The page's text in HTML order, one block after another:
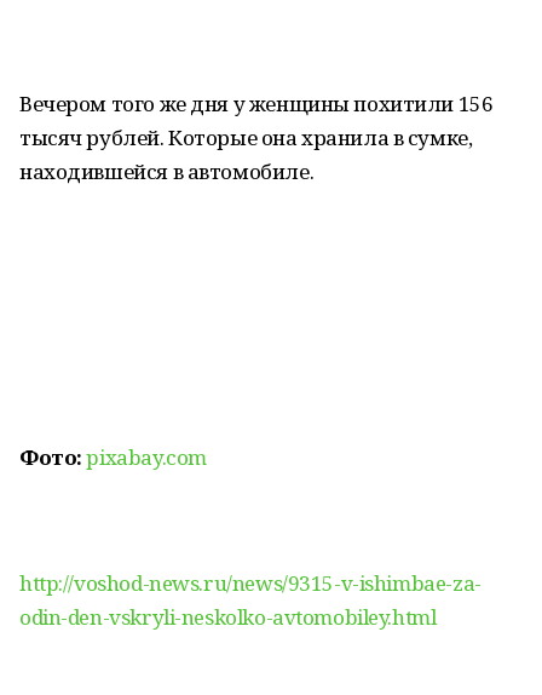
Вечером того же дня у женщины похитили 156
тысяч рублей. Которые она хранила в сумке,
находившейся в автомобиле.
Фото:pixabay.com
http://voshod-news.ru/news/9315-v-ishimbae-za-
odin-den-vskryli-neskolko-avtomobiley.html